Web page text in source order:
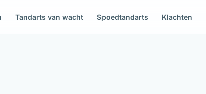
Tandarts van wacht Spoedtandarts Klachten